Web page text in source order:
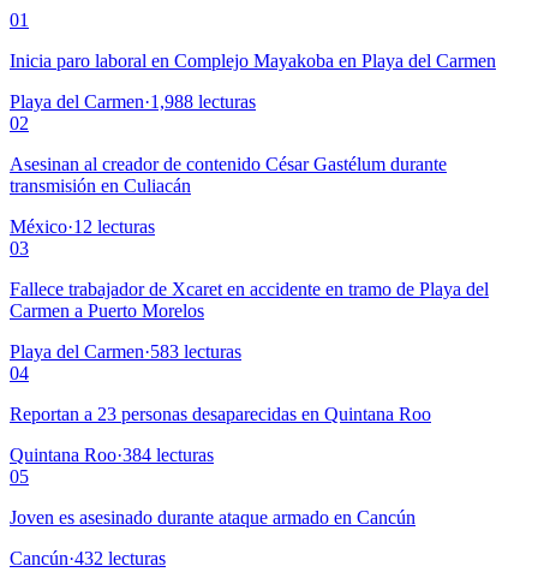
01
Inicia paro laboral en Complejo Mayakoba en Playa del Carmen
Playa del Carmen·1,988 lecturas
02
Asesinan al creador de contenido César Gastélum durante
transmisión en Culiacán
México·12 lecturas
03
Fallece trabajador de Xcaret en accidente en tramo de Playa del
Carmen a Puerto Morelos
Playa del Carmen·583 lecturas
04
Reportan a 23 personas desaparecidas en Quintana Roo
Quintana Roo·384 lecturas
05
Joven es asesinado durante ataque armado en Cancún
Cancún·432 lecturas